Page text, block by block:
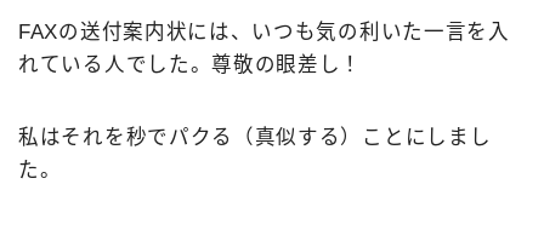
FAXの送付案内状には、いつも気の利いた一言を入
れている人でした。尊敬の眼差し！
私はそれを秒でパクる（真似する）ことにしまし
た。